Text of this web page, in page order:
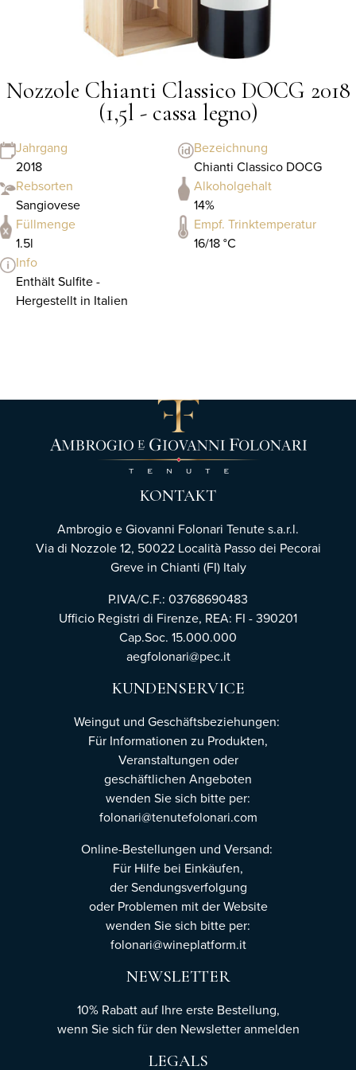
Nozzole Chianti Classico DOCG 2018
(1,5l - cassa legno)
Jahrgang
2018
Bezeichnung
Chianti Classico DOCG
Rebsorten
Sangiovese
Alkoholgehalt
14%
Füllmenge
1.5l
Empf. Trinktemperatur
16/18 °C
Info
Enthält Sulfite -
Hergestellt in Italien
KONTAKT
Ambrogio e Giovanni Folonari Tenute s.a.r.l.
Via di Nozzole 12, 50022 Località Passo dei Pecorai
Greve in Chianti (FI) Italy
P.IVA/C.F.: 03768690483
Ufficio Registri di Firenze, REA: FI - 390201
Cap.Soc. 15.000.000
aegfolonari@pec.it
KUNDENSERVICE
Weingut und Geschäftsbeziehungen:
Für Informationen zu Produkten,
Veranstaltungen oder
geschäftlichen Angeboten
wenden Sie sich bitte per:
folonari@tenutefolonari.com
Online-Bestellungen und Versand:
Für Hilfe bei Einkäufen,
der Sendungsverfolgung
oder Problemen mit der Website
wenden Sie sich bitte per:
folonari@wineplatform.it
NEWSLETTER
10% Rabatt auf Ihre erste Bestellung,
wenn Sie sich für den Newsletteranmelden
LEGALS